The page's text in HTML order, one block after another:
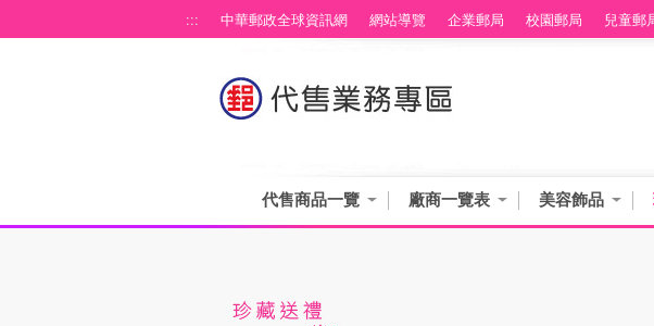
::: 中華郵政全球資訊網 網站導覽 企業郵局 校園郵局 兒童郵
代售商品一覽 廠商一覽表 美容飾品